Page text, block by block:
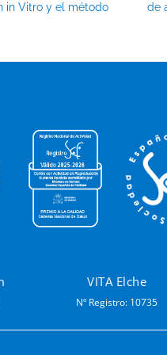
in Vitro y el método
de
VITA Elche
Nº Registro: 10735